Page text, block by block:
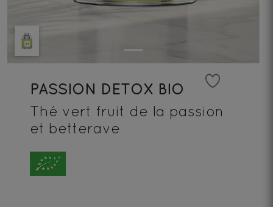
PASSION DETOX BIO
Thé vert fruit de la passion
et betterave